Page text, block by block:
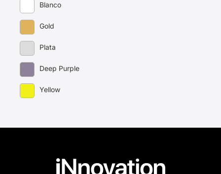
Blanco
Gold
Plata
Deep Purple
Yellow